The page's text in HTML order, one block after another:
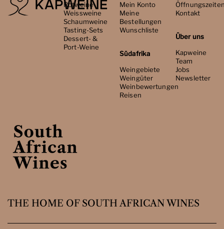
Rotweine
Weissweine
Schaumweine
Tasting-Sets
Dessert- &
Port-Weine
Mein Konto
Meine
Bestellungen
Wunschliste
Südafrika
Weingebiete
Weingüter
Weinbewertungen
Reisen
Kontakt
Über uns
Kapweine
Team
Jobs
Newsletter
THE HOME OF SOUTH AFRICAN WINES